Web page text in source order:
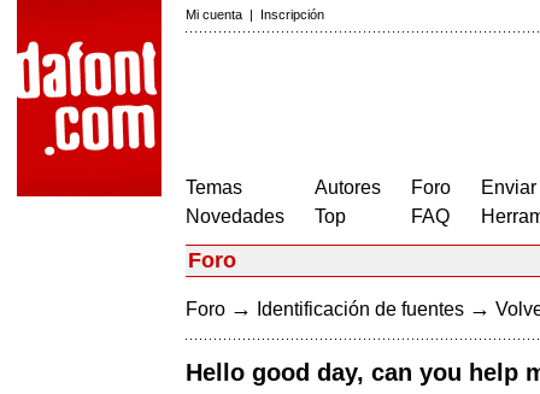
Mi cuenta | Inscripción
Temas
Novedades
Autores
Top
Foro
FAQ
Foro
Foro → Identificación de fuentes →
Hello good day, can you help